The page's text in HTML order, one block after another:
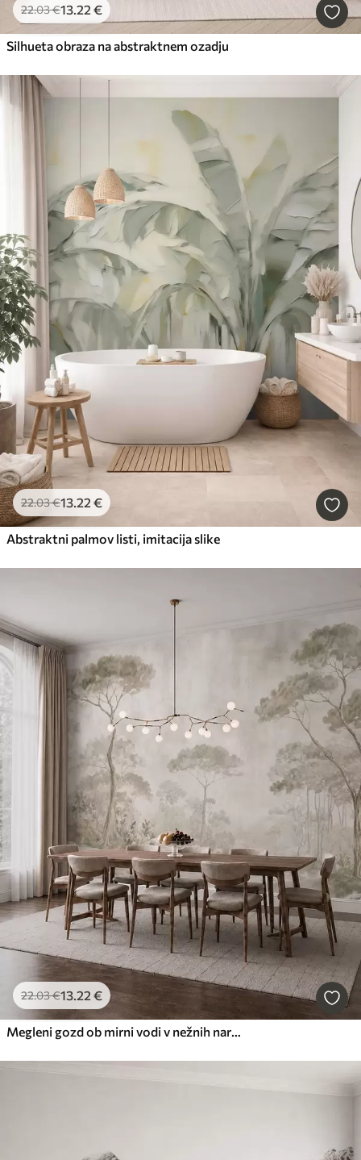
22.03€13 .22 €
Silhueta obraza na abstraktnem ozadju
22.03€13 .22 €
Abstraktni palmov listi, imitacija slike
22.03€13 .22 €